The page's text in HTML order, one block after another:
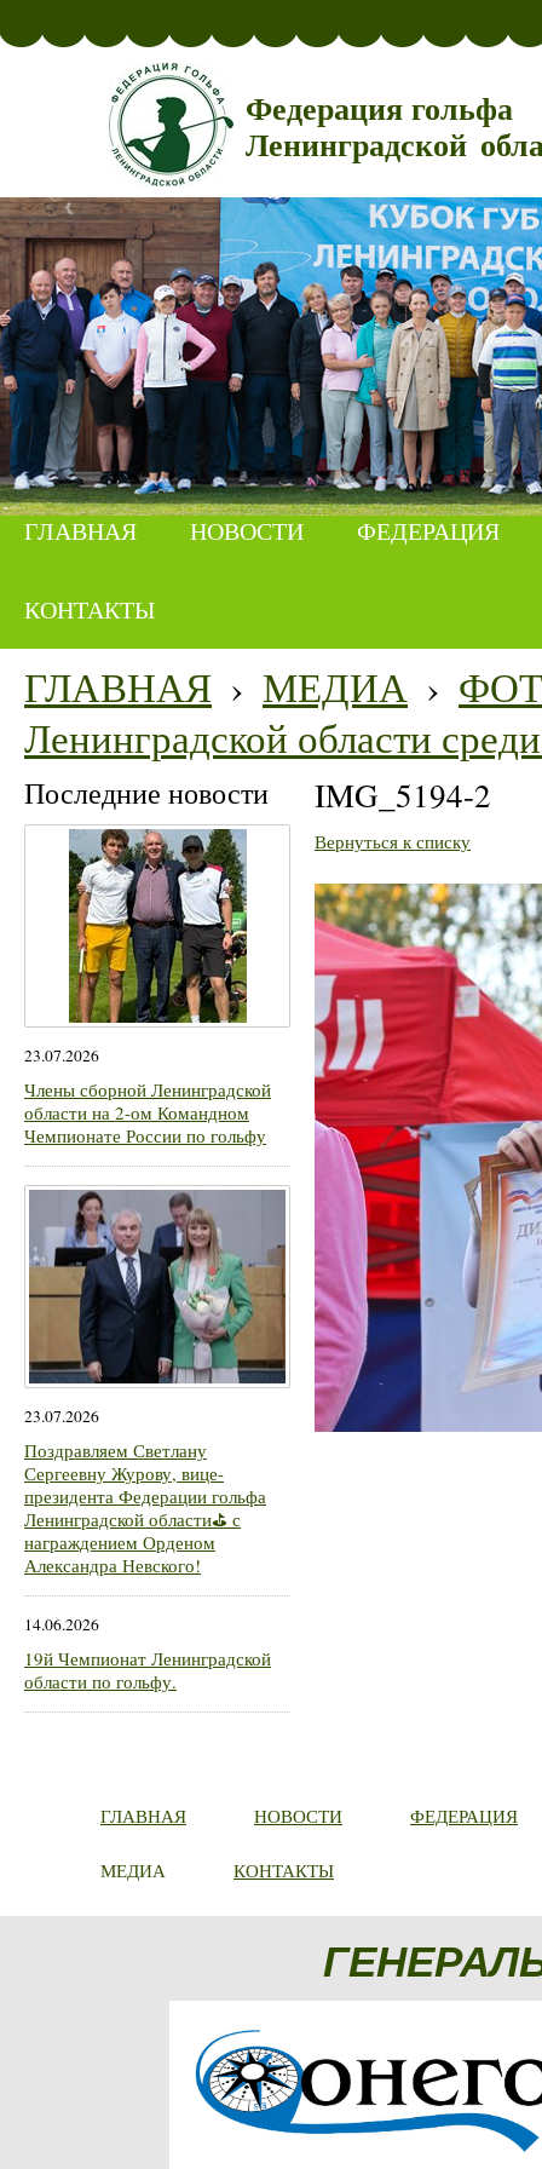
Федерация гольфа
Ленинградской
ГЛАВНАЯ НОВОСТИ ФЕДЕРАЦИЯ
КОНТАКТЫ
ГЛАВНАЯ › МЕДИА ›
Ленинградской области
Последние новости
23.07.2026
Члены сборной Ленинградской
области на 2-ом Командном
Чемпионате России по гольфу
23.07.2026
Поздравляем Светлану
Сергеевну Журову, вице-
президента Федерации гольфа
Ленинградской области⛳ с
награждением Орденом
Александра Невского!
14.06.2026
19й Чемпионат Ленинградской
области по гольфу.
IMG_5194-2
Вернуться к списку
ГЛАВНАЯ НОВОСТИ ФЕДЕРАЦИЯ
МЕДИА КОНТАКТЫ